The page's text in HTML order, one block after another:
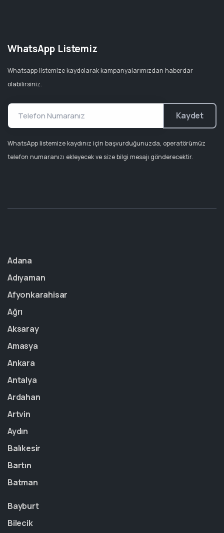
WhatsApp Listemiz
Whatsapp listemize kaydolarak kampanyalarımızdan haberdar
olabilirsiniz.
Kaydet
WhatsApp listemize kaydınız için başvurduğunuzda, operatörümüz
telefon numaranızı ekleyecek ve size bilgi mesajı gönderecektir.
Adana
Adıyaman
Afyonkarahisar
Ağrı
Aksaray
Amasya
Ankara
Antalya
Ardahan
Artvin
Aydın
Balıkesir
Bartın
Batman
Bayburt
Bilecik